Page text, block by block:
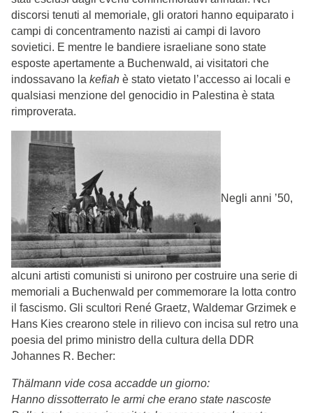
discorsi tenuti al memoriale, gli oratori hanno equiparato i
campi di concentramento nazisti ai campi di lavoro
sovietici. E mentre le bandiere israeliane sono state
esposte apertamente a Buchenwald, ai visitatori che
indossavano la kefiah è stato vietato l’accesso ai locali e
qualsiasi menzione del genocidio in Palestina è stata
rimproverata.
Negli anni ’50,
alcuni artisti comunisti si unirono per costruire una serie di
memoriali a Buchenwald per commemorare la lotta contro
il fascismo. Gli scultori René Graetz, Waldemar Grzimek e
Hans Kies crearono stele in rilievo con incisa sul retro una
poesia del primo ministro della cultura della DDR
Johannes R. Becher:
Thälmann vide cosa accadde un giorno:
Hanno dissotterrato le armi che erano state nascoste